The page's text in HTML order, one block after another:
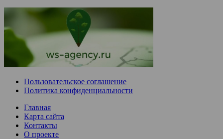
Пользовательское соглашение
Политика конфиденциальности
Главная
Карта сайта
Контакты
О проекте